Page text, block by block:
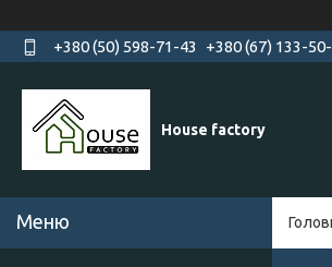
+380 (50) 598-71-43 +380 (67) 133-
House factory